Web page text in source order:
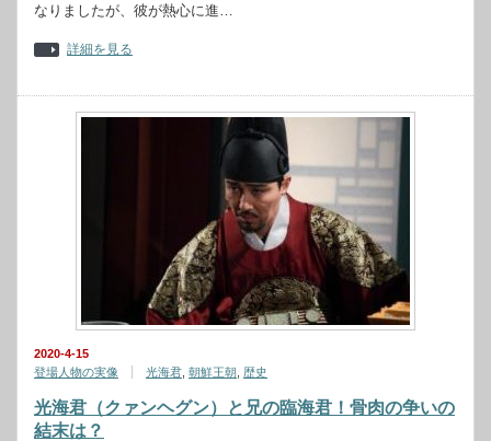
なりましたが、彼が熱心に進…
詳細を見る
2020-4-15
登場人物の実像
光海君 朝鮮王朝 歴史
光海君（クァンヘグン）と兄の臨海君！骨肉の争いの
結末は？